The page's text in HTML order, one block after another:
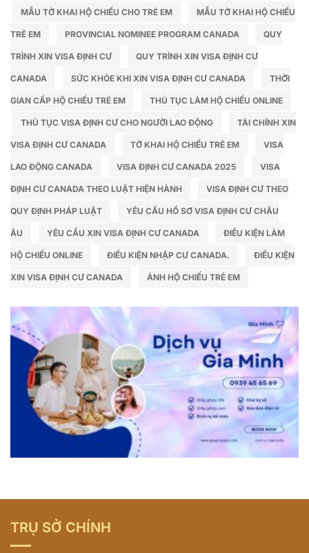
MẪU TỜ KHAI HỘ CHIẾU CHO TRẺ EM MẪU TỜ KHAI HỘ CHIẾU
TRẺ EM PROVINCIAL NOMINEE PROGRAM CANADA QUY
TRÌNH XIN VISA ĐỊNH CƯ QUY TRÌNH XIN VISA ĐỊNH CƯ
CANADA SỨC KHỎE KHI XIN VISA ĐỊNH CƯ CANADA THỜI
GIAN CẤP HỘ CHIẾU TRẺ EM THỦ TỤC LÀM HỘ CHIẾU ONLINE
THỦ TỤC VISA ĐỊNH CƯ CHO NGƯỜI LAO ĐỘNG TÀI CHÍNH XIN
VISA ĐỊNH CƯ CANADA TỜ KHAI HỘ CHIẾU TRẺ EM VISA
LAO ĐỘNG CANADA VISA ĐỊNH CƯ CANADA 2025 VISA
ĐỊNH CƯ CANADA THEO LUẬT HIỆN HÀNH VISA ĐỊNH CƯ THEO
QUY ĐỊNH PHÁP LUẬT YÊU CẦU HỒ SƠ VISA ĐỊNH CƯ CHÂU
ÂU YÊU CẦU XIN VISA ĐỊNH CƯ CANADA ĐIỀU KIỆN LÀM
HỘ CHIẾU ONLINE ĐIỀU KIỆN NHẬP CƯ CANADA. ĐIỀU KIỆN
XIN VISA ĐỊNH CƯ CANADA ẢNH HỘ CHIẾU TRẺ EM
TRỤ SỞ CHÍNH